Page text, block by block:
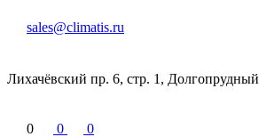
sales@climatis.ru
Лихачёвский пр. 6, стр. 1, Долгопрудный
0 0
0